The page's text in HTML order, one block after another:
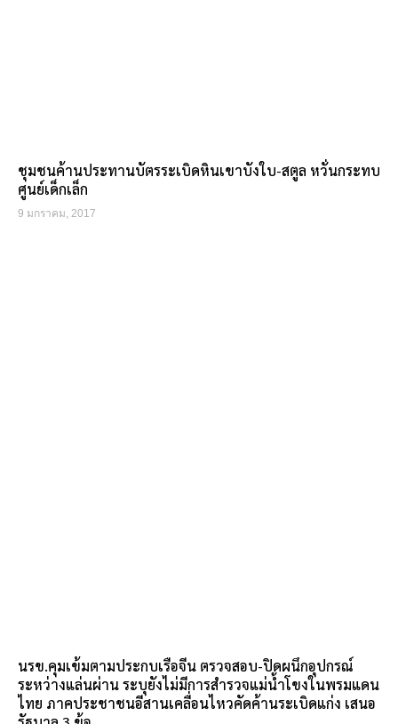
ชุมชนค้านประทานบัตรระเบิดหินเขาบังใบ-สตูล หวั่นกระทบ
ศูนย์เด็กเล็ก
9 มกราคม, 2017
นรข.คุมเข้มตามประกบเรือจีน ตรวจสอบ-ปิดผนึกอุปกรณ์
ระหว่างแล่นผ่าน ระบุยังไม่มีการสำรวจแม่น้ำโขงในพรมแดน
ไทย ภาคประชาชนอีสานเคลื่อนไหวคัดค้านระเบิดแก่ง เสนอ